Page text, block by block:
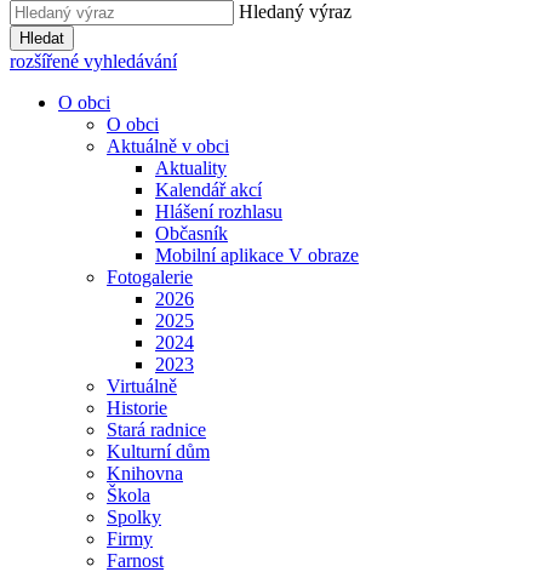
Hledaný výraz
Hledat
rozšířené vyhledávání
O obci
O obci
Aktuálně v obci
Aktuality
Kalendář akcí
Hlášení rozhlasu
Občasník
Mobilní aplikace V obraze
Fotogalerie
2026
2025
2024
2023
Virtuálně
Historie
Stará radnice
Kulturní dům
Knihovna
Škola
Spolky
Firmy
Farnost